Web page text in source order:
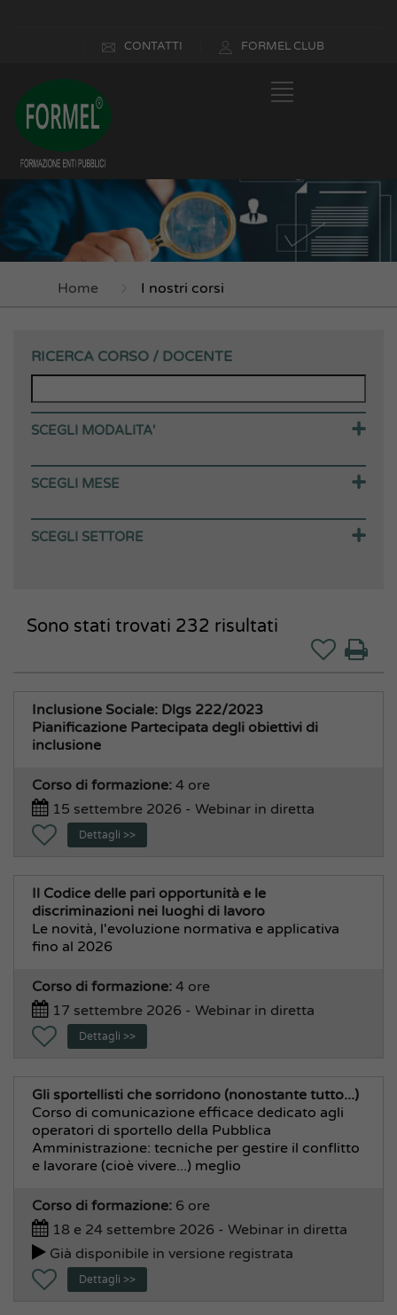
CONTATTI FORMEL CLUB
Home I nostri corsi
RICERCA CORSO / DOCENTE
SCEGLI MODALITA'
Corsi in aula
Webinar (in diretta)
Webinar (in differita)
Corsi E-learning
Corsi gratuiti
SCEGLI MESE
Agosto 2026
Settembre 2026
Dicembre 2026
SCEGLI SETTORE
Anticorruzione e Privacy
Aziende Speciali Partecipate
CUG
Fondi Comunitari
Informatica, Statistica, Ced
Intelligenza Artificiale
Office 365
Sindaco , Giunta, Consiglio
Soft Skill, Comunicazione, Urp
Area Socio Culturale e Demografica
Cultura, Sport, Turismo
Museo e Teatri
Pubblica Istruzione, Asili Nido
Servizi Cimiteriali
Servizi Sociali, alla Persona
Area Finanziaria e Personale
Bilancio e Contabilità
Economato, Acquisti
Sono stati trovati 232 risultati
Inclusione Sociale: Dlgs 222/2023
Pianificazione Partecipata degli obiettivi di
inclusione
Corso di formazione: 4 ore
15 settembre 2026 - Webinar in diretta
Dettagli >>
Il Codice delle pari opportunità e le
discriminazioni nei luoghi di lavoro
Le novità, l'evoluzione normativa e applicativa
fino al 2026
Corso di formazione: 4 ore
17 settembre 2026 - Webinar in diretta
Dettagli >>
Gli sportellisti che sorridono (nonostante tutto...)
Corso di comunicazione efficace dedicato agli
operatori di sportello della Pubblica
Amministrazione: tecniche per gestire il conflitto
e lavorare (cioè vivere...) meglio
Corso di formazione: 6 ore
18 e 24 settembre 2026 - Webinar in diretta
Già disponibile in versione registrata
Dettagli >>